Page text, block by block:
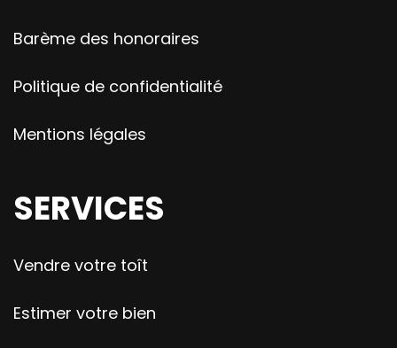
Barème des honoraires
Politique de confidentialité
Mentions légales
SERVICES
Vendre votre toît
Estimer votre bien